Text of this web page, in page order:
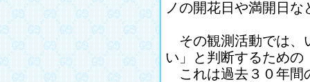
ノの開花日や満開日
その観測活動では、
い」と判断するための
これは過去３０年間